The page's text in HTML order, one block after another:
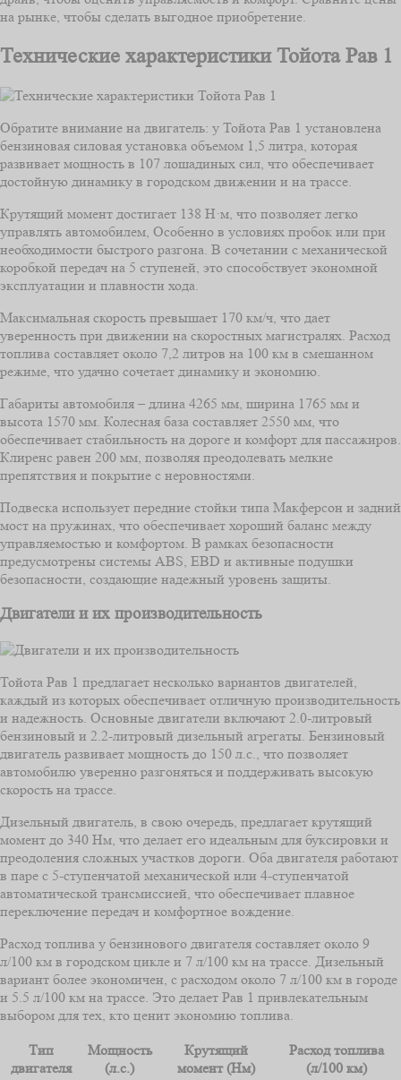
на рынке, чтобы сделать выгодное приобретение.
Технические характеристики Тойота Рав 1
Обратите внимание на двигатель: у Тойота Рав 1 установлена
бензиновая силовая установка объемом 1,5 литра, которая
развивает мощность в 107 лошадиных сил, что обеспечивает
достойную динамику в городском движении и на трассе.
Крутящий момент достигает 138 Н·м, что позволяет легко
управлять автомобилем, Особенно в условиях пробок или при
необходимости быстрого разгона. В сочетании с механической
коробкой передач на 5 ступеней, это способствует экономной
эксплуатации и плавности хода.
Максимальная скорость превышает 170 км/ч, что дает
уверенность при движении на скоростных магистралях. Расход
топлива составляет около 7,2 литров на 100 км в смешанном
режиме, что удачно сочетает динамику и экономию.
Габариты автомобиля – длина 4265 мм, ширина 1765 мм и
высота 1570 мм. Колесная база составляет 2550 мм, что
обеспечивает стабильность на дороге и комфорт для пассажиров.
Клиренс равен 200 мм, позволяя преодолевать мелкие
препятствия и покрытие с неровностями.
Подвеска использует передние стойки типа Макферсон и задний
мост на пружинах, что обеспечивает хороший баланс между
управляемостью и комфортом. В рамках безопасности
предусмотрены системы ABS, EBD и активные подушки
безопасности, создающие надежный уровень защиты.
Двигатели и их производительность
Тойота Рав 1 предлагает несколько вариантов двигателей,
каждый из которых обеспечивает отличную производительность
и надежность. Основные двигатели включают 2.0-литровый
бензиновый и 2.2-литровый дизельный агрегаты. Бензиновый
двигатель развивает мощность до 150 л.с., что позволяет
автомобилю уверенно разгоняться и поддерживать высокую
скорость на трассе.
Дизельный двигатель, в свою очередь, предлагает крутящий
момент до 340 Нм, что делает его идеальным для буксировки и
преодоления сложных участков дороги. Оба двигателя работают
в паре с 5-ступенчатой механической или 4-ступенчатой
автоматической трансмиссией, что обеспечивает плавное
переключение передач и комфортное вождение.
Расход топлива у бензинового двигателя составляет около 9
л/100 км в городском цикле и 7 л/100 км на трассе. Дизельный
вариант более экономичен, с расходом около 7 л/100 км в городе
и 5.5 л/100 км на трассе. Это делает Рав 1 привлекательным
выбором для тех, кто ценит экономию топлива.
Тип
двигателя
Мощность
(л.с.)
Крутящий
момент (Нм)
Расход топлива
(л/100 км)